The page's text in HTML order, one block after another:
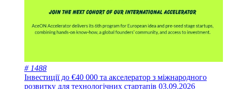
# 1488
Інвестиції до €40 000 та акселератор з міжнародного
розвитку для технологічних стартапів 03.09.2026